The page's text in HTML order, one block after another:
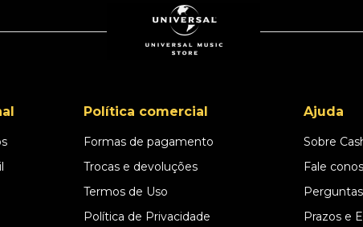
Política comercial
Formas de pagamento
Trocas e devoluções
Termos de Uso
Política de Privacidade
Ajuda
Sobre
Fale
Prazos e